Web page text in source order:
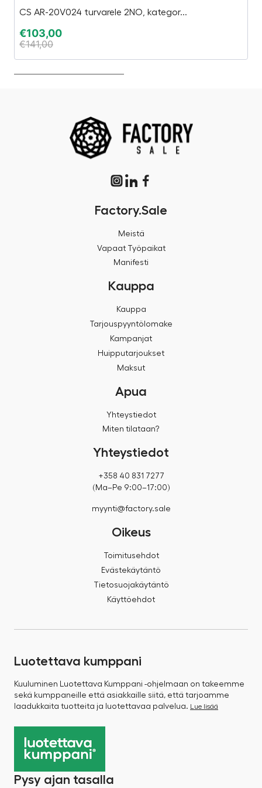
CS AR-20V024 turvarele 2NO, kategor...
€103,00
€141,00
Factory.Sale
Meistä
Vapaat Työpaikat
Manifesti
Kauppa
Kauppa
Tarjouspyyntölomake
Kampanjat
Huipputarjoukset
Maksut
Apua
Yhteystiedot
Miten tilataan?
Yhteystiedot
+358 40 831 7277
(Ma–Pe 9:00–17:00)
myynti@factory.sale
Oikeus
Toimitusehdot
Evästekäytäntö
Tietosuojakäytäntö
Käyttöehdot
Luotettava kumppani
Kuuluminen Luotettava Kumppani -ohjelmaan on takeemme
sekä kumppaneille että asiakkaille siitä, että tarjoamme
laadukkaita tuotteita ja luotettavaa palvelua. Lue lisää
Pysy ajan tasalla